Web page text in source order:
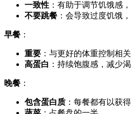
一致性 ：有助于调节饥饿感
不要跳餐 ：会导致过度饥饿
早餐 ：
重要 ：与更好的体重控制相关
高蛋白 ：持续饱腹感，减少
晚餐 ：
包含蛋白质 ：每餐都有以获